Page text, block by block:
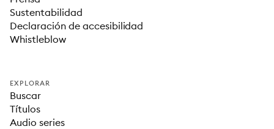
Sustentabilidad
Declaración de accesibilidad
Whistleblow
EXPLORAR
Buscar
Títulos
Audio series